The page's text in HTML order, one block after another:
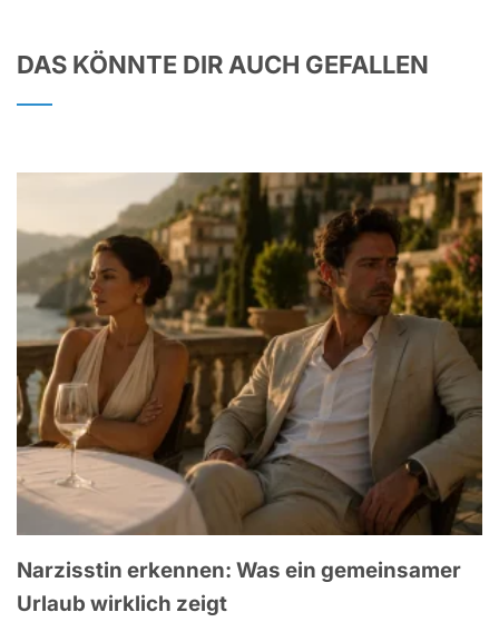
DAS KÖNNTE DIR AUCH GEFALLEN
Narzisstin erkennen: Was ein gemeinsamer
Urlaub wirklich zeigt